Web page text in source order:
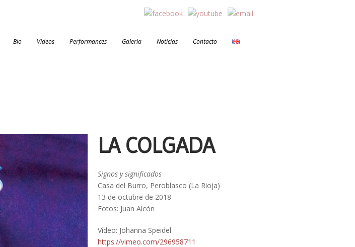
Bio Vídeos Performances Galería Noticias Contacto
LA COLGADA
Signos y significados
Casa del Burro, Peroblasco (La Rioja)
13 de octubre de 2018
Fotos: Juan Alcón
Vídeo: Johanna Speidel
https://vimeo.com/296958711